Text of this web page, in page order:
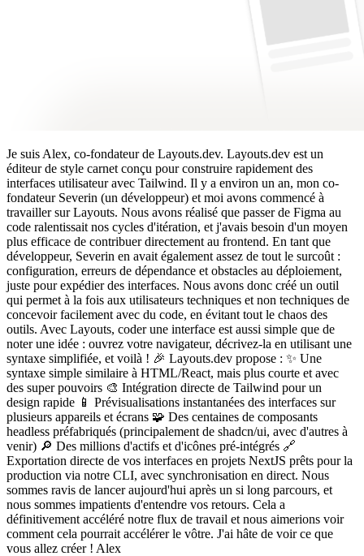
Je suis Alex, co-fondateur de Layouts.dev. Layouts.dev est un
éditeur de style carnet conçu pour construire rapidement des
interfaces utilisateur avec Tailwind. Il y a environ un an, mon co-
fondateur Severin (un développeur) et moi avons commencé à
travailler sur Layouts. Nous avons réalisé que passer de Figma au
code ralentissait nos cycles d'itération, et j'avais besoin d'un moyen
plus efficace de contribuer directement au frontend. En tant que
développeur, Severin en avait également assez de tout le surcoût :
configuration, erreurs de dépendance et obstacles au déploiement,
juste pour expédier des interfaces. Nous avons donc créé un outil
qui permet à la fois aux utilisateurs techniques et non techniques de
concevoir facilement avec du code, en évitant tout le chaos des
outils. Avec Layouts, coder une interface est aussi simple que de
noter une idée : ouvrez votre navigateur, décrivez-la en utilisant une
syntaxe simplifiée, et voilà ! 🎉 Layouts.dev propose : ✨ Une
syntaxe simple similaire à HTML/React, mais plus courte et avec
des super pouvoirs 🎨 Intégration directe de Tailwind pour un
design rapide 📱 Prévisualisations instantanées des interfaces sur
plusieurs appareils et écrans 🧩 Des centaines de composants
headless préfabriqués (principalement de shadcn/ui, avec d'autres à
venir) 🔎 Des millions d'actifs et d'icônes pré-intégrés 🔗
Exportation directe de vos interfaces en projets NextJS prêts pour la
production via notre CLI, avec synchronisation en direct. Nous
sommes ravis de lancer aujourd'hui après un si long parcours, et
nous sommes impatients d'entendre vos retours. Cela a
définitivement accéléré notre flux de travail et nous aimerions voir
comment cela pourrait accélérer le vôtre. J'ai hâte de voir ce que
vous allez créer ! Alex